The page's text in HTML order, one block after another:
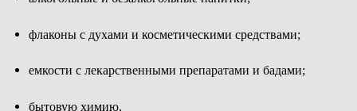
флаконы с духами и косметическими средствами;
емкости с лекарственными препаратами и бадами;
бытовую химию.